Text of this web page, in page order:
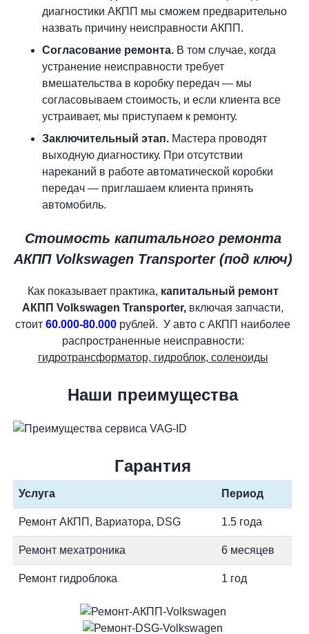
диагностики АКПП мы сможем предварительно
назвать причину неисправности АКПП.
Согласование ремонта. В том случае, когда
устранение неисправности требует
вмешательства в коробку передач — мы
согласовываем стоимость, и если клиента все
устраивает, мы приступаем к ремонту.
Заключительный этап. Мастера проводят
выходную диагностику. При отсутствии
нареканий в работе автоматической коробки
передач — приглашаем клиента принять
автомобиль.
Стоимость капитального ремонта
АКПП Volkswagen Transporter (под ключ)
Как показывает практика, капитальный ремонт
АКПП Volkswagen Transporter, включая запчасти,
стоит60.000-80.000 рублей. У авто с АКПП наиболее
распространенные неисправности:
гидротрансформатор, гидроблок, соленоиды
Наши преимущества
Гарантия
Услуга Период
Ремонт АКПП, Вариатора, DSG 1.5 года
Ремонт мехатроника 6 месяцев
Ремонт гидроблока 1 год